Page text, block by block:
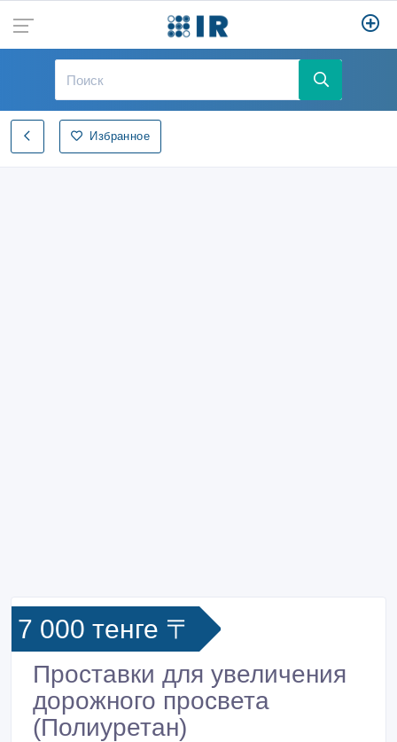
Избранное
7 000 тенге 〒
Проставки для увеличения
дорожного просвета
(Полиуретан)